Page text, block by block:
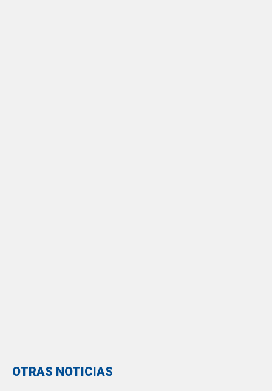
OTRAS NOTICIAS